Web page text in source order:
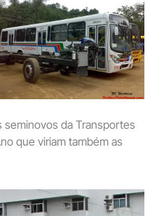
seminovos da Transportes
que viriam também as